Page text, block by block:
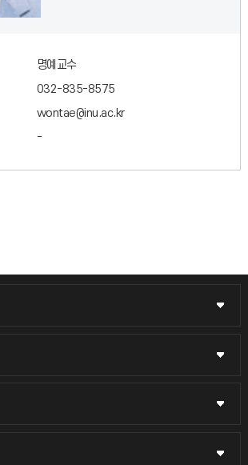
명예교수
032-835-8575
wontae@inu.ac.kr
-